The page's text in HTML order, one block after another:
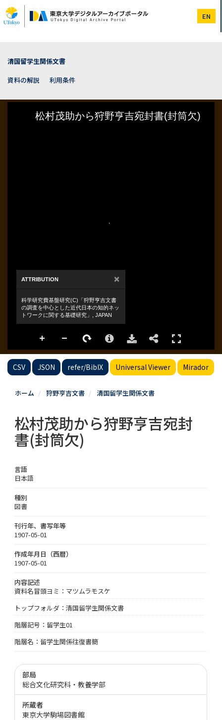
イ
ン
EN
清国留学生関係文書
資料の解説
利用条件
CSV JSON refer/BibIX Universal Viewer Mirador
ホーム 狩野亨吉文書 清国留学生関係文書
松村茂助から狩野亨吉宛封
書(封筒欠)
言語
日本語
種別
図書
刊行年、書写年等
1907-05-01
作成年月日（西暦）
1907-05-01
内容記述
資料名冒頭ヨミ：マツムラモスケ
トップフォルダ：清国留学生関係文書
階層記号：留学生01
階層名：留学生関係往復書簡
部局
総合文化研究科・教養学部
所蔵者
東京大学駒場図書館